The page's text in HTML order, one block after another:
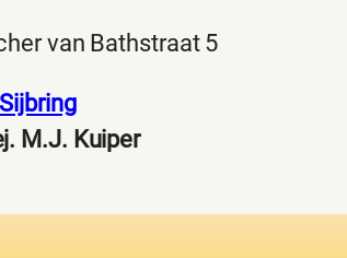
van Bathstraat 5
M.J. Kuiper